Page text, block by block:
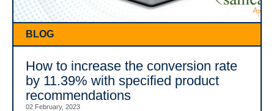
BLOG
How to increase the conversion rate
by 11.39% with specified product
recommendations
02 February, 2023